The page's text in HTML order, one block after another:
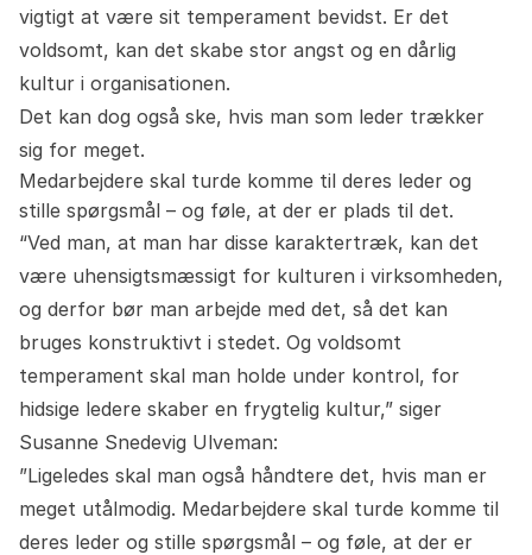
vigtigt at være sit temperament bevidst. Er det
voldsomt, kan det skabe stor angst og en dårlig
kultur i organisationen.
Det kan dog også ske, hvis man som leder trækker
sig for meget.
Medarbejdere skal turde komme til deres leder og
stille spørgsmål – og føle, at der er plads til det.
“Ved man, at man har disse karaktertræk, kan det
være uhensigtsmæssigt for kulturen i virksomheden,
og derfor bør man arbejde med det, så det kan
bruges konstruktivt i stedet. Og voldsomt
temperament skal man holde under kontrol, for
hidsige ledere skaber en frygtelig kultur,” siger
Susanne Snedevig Ulveman:
”Ligeledes skal man også håndtere det, hvis man er
meget utålmodig. Medarbejdere skal turde komme til
deres leder og stille spørgsmål – og føle, at der er